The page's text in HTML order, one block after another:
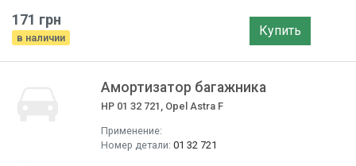
171 грн
в наличии Купить
Амортизатор багажника
HP 01 32 721, Opel Astra F
Применение:
Номер детали: 01 32 721